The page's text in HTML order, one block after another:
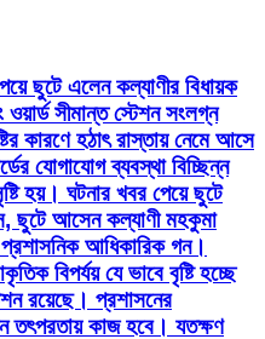
ছুটে এলেন কল্যাণীর বিধায়ক
সীমান্ত স্টেশন সংলগ্ন
কারণে হঠাৎ রাস্তায় নেমে আসে
যোগাযোগ ব্যবস্থা বিচ্ছিন্ন
হয়। ঘটনার খবর পেয়ে ছুটে
ছুটে আসেন কল্যাণী মহকুমা
প্রশাসনিক আধিকারিক গন।
বিপর্যয় যে ভাবে বৃষ্টি হচ্ছে
রয়েছে। প্রশাসনের
তৎপরতায় কাজ হবে। যতক্ষণ